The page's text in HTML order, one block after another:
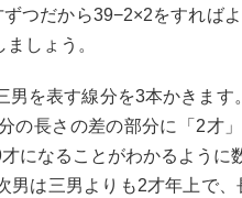
つだから39−2×2をすれば
しょう。
男を表す線分を3本かきま
の長さの差の部分に「2才
になることがわかるように
男は三男よりも2才年上で